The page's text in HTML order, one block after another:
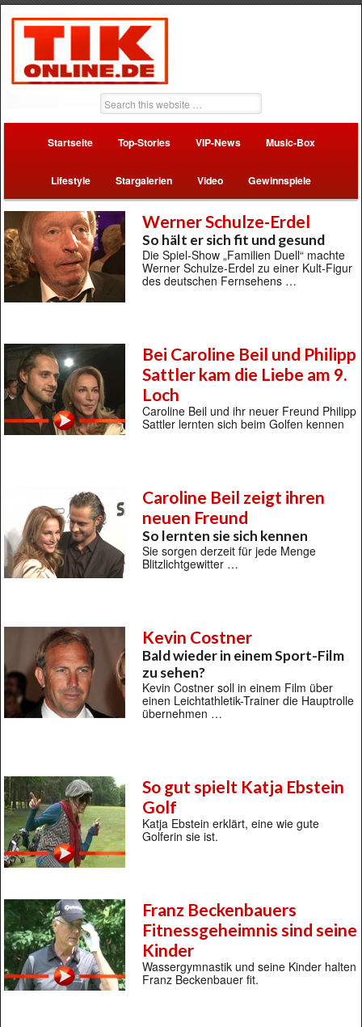
Startseite Top-Stories VIP-News Music-Box
Lifestyle Stargalerien Video Gewinnspiele
Werner Schulze-Erdel
So hält er sich fit und gesund
Die Spiel-Show „Familien Duell“ machte
Werner Schulze-Erdel zu einer Kult-Figur
des deutschen Fernsehens …
Bei Caroline Beil und Philipp
Sattler kam die Liebe am 9.
Loch
Caroline Beil und ihr neuer Freund Philipp
Sattler lernten sich beim Golfen kennen
Caroline Beil zeigt ihren
neuen Freund
So lernten sie sich kennen
Sie sorgen derzeit für jede Menge
Blitzlichtgewitter …
Kevin Costner
Bald wieder in einem Sport-Film
zu sehen?
Kevin Costner soll in einem Film über
einen Leichtathletik-Trainer die Hauptrolle
übernehmen …
So gut spielt Katja Ebstein
Golf
Katja Ebstein erklärt, eine wie gute
Golferin sie ist.
Franz Beckenbauers
Fitnessgeheimnis sind seine
Kinder
Wassergymnastik und seine Kinder halten
Franz Beckenbauer fit.